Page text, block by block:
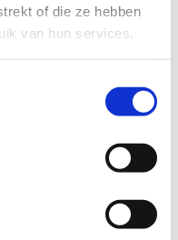
of die ze hebben
van hun services.
onze campagne